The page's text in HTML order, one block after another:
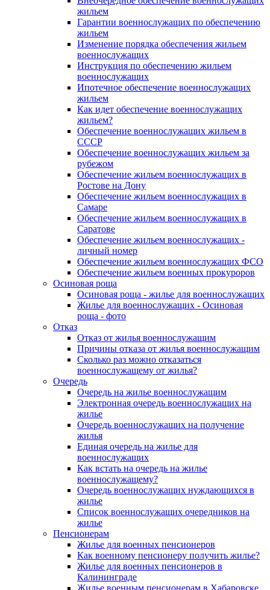
жильем
Гарантии военнослужащих по обеспечению
жильем
Изменение порядка обеспечения жильем
военнослужащих
Инструкция по обеспечению жильем
военнослужащих
Ипотечное обеспечение военнослужащих
жильем
Как идет обеспечение военнослужащих
жильем?
Обеспечение военнослужащих жильем в
СССР
Обеспечение военнослужащих жильем за
рубежом
Обеспечение жильем военнослужащих в
Ростове на Дону
Обеспечение жильем военнослужащих в
Самаре
Обеспечение жильем военнослужащих в
Саратове
Обеспечение жильем военнослужащих -
личный номер
Обеспечение жильем военнослужащих ФСО
Обеспечение жильем военных прокуроров
Осиновая роща
Осиновая роща - жилье для военнослужащих
Жилье для военнослужащих - Осиновая
роща - фото
Отказ
Отказ от жилья военнослужащим
Причины отказа от жилья военнослужащим
Сколько раз можно отказаться
военнослужащему от жилья?
Очередь
Очередь на жилье военнослужащим
Электронная очередь военнослужащих на
жилье
Очередь военнослужащих на получение
жилья
Единая очередь на жилье для
военнослужащих
Как встать на очередь на жилье
военнослужащему?
Очередь военнослужащих нуждающихся в
жилье
Список военнослужащих очередников на
жилье
Пенсионерам
Жилье для военных пенсионеров
Как военному пенсионеру получить жилье?
Жилье для военных пенсионеров в
Калининграде
Жилье военным пенсионерам в Хабаровске